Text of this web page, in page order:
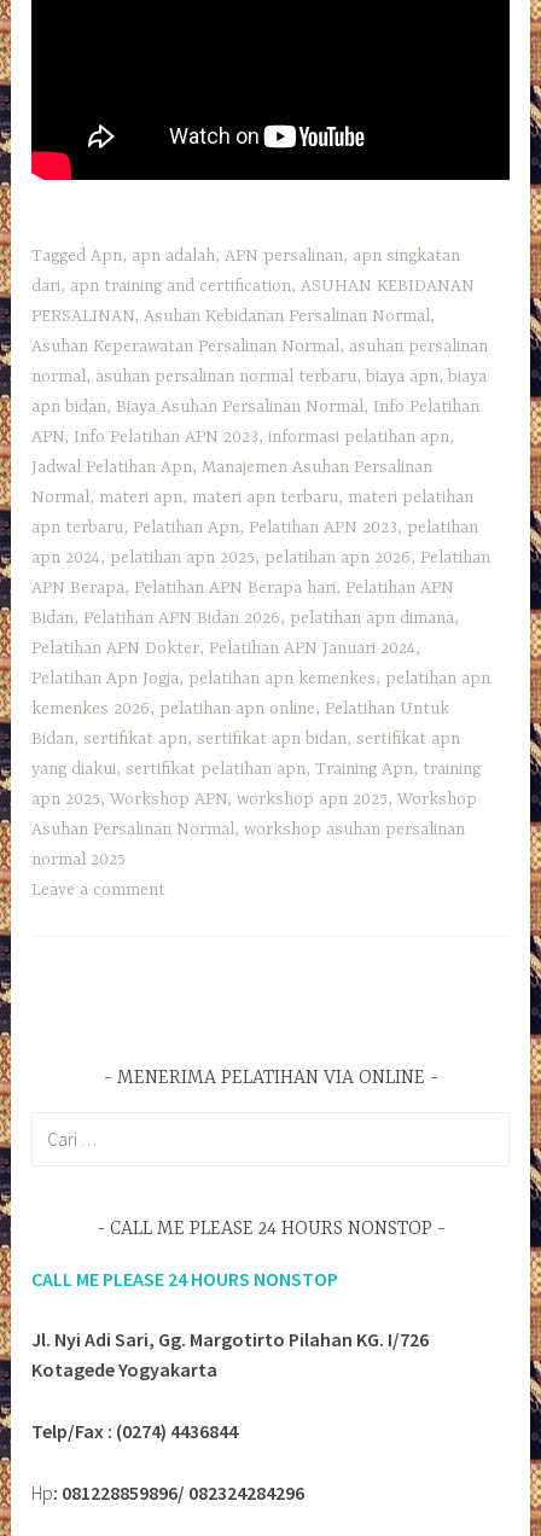
TaggedApn, apn adalah,APN persalinan, apn singkatan
dari, apn training and certification,ASUHAN KEBIDANAN
PERSALINAN,Asuhan Kebidanan Persalinan Normal,
Asuhan Keperawatan Persalinan Normal, asuhan persalinan
normal, asuhan persalinan normal terbaru, biaya apn, biaya
apn bidan, Biaya Asuhan Persalinan Normal, Info Pelatihan
APN, Info Pelatihan APN 2023,informasi pelatihan apn,
Jadwal Pelatihan Apn,Manajemen Asuhan Persalinan
Normal, materi apn, materi apn terbaru, materi pelatihan
apn terbaru, Pelatihan Apn, Pelatihan APN 2023, pelatihan
apn 2024, pelatihan apn 2025, pelatihan apn 2026, Pelatihan
APN Berapa, Pelatihan APN Berapa hari, Pelatihan APN
Bidan, Pelatihan APN Bidan 2026, pelatihan apn dimana,
Pelatihan APN Dokter, Pelatihan APN Januari 2024,
Pelatihan Apn Jogja, pelatihan apn kemenkes, pelatihan apn
kemenkes 2026, pelatihan apn online, Pelatihan Untuk
Bidan,sertifikat apn,sertifikat apn bidan,sertifikat apn
yang diakui,sertifikat pelatihan apn,Training Apn, training
apn 2025,Workshop APN,workshop apn 2025,Workshop
Asuhan Persalinan Normal,workshop asuhan persalinan
normal 2025
Leave a comment
MENERIMA PELATIHAN VIA ONLINE
CALL ME PLEASE 24 HOURS NONSTOP
CALL ME PLEASE 24 HOURS NONSTOP
Jl. Nyi Adi Sari, Gg. Margotirto Pilahan KG. I/726
Kotagede Yogyakarta
Telp/Fax : (0274) 4436844
Hp: 081228859896/ 082324284296